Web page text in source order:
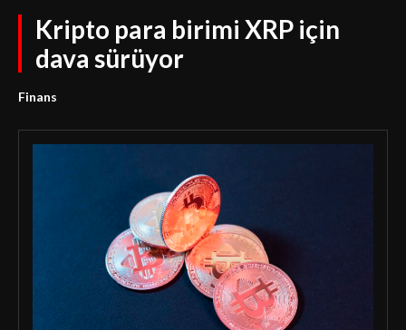
Kripto para birimi XRP için
dava sürüyor
Finans